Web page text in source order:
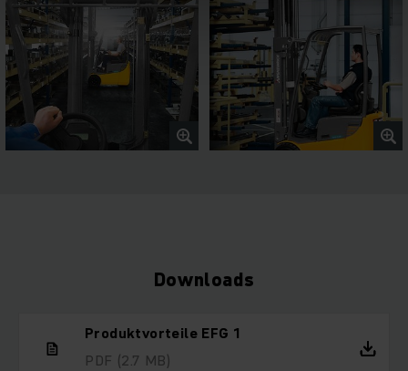
Downloads
Produktvorteile EFG 1
PDF (2.7 MB)